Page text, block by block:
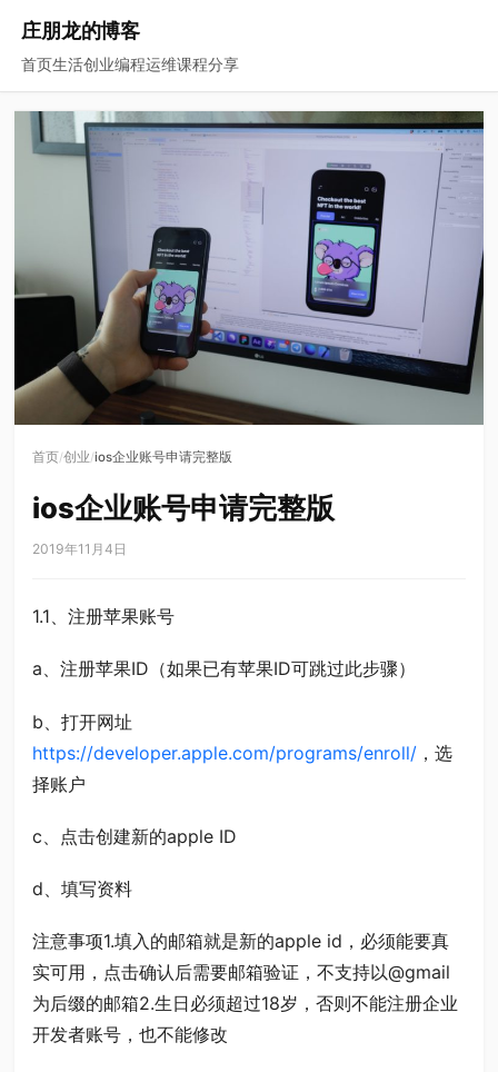
庄朋龙的博客
首页生活创业编程运维课程分享
首页/创业/ios企业账号申请完整版
ios企业账号申请完整版
2019年11月4日
1.1、注册苹果账号
a、注册苹果ID（如果已有苹果ID可跳过此步骤）
b、打开网址
https://developer.apple.com/programs/enroll/，选
择账户
c、点击创建新的apple ID
d、填写资料
注意事项1.填入的邮箱就是新的apple id，必须能要真
实可用，点击确认后需要邮箱验证，不支持以@gmail
为后缀的邮箱2.生日必须超过18岁，否则不能注册企业
开发者账号，也不能修改